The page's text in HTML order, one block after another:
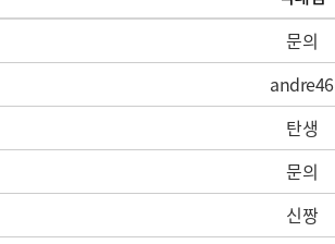
문의
andre46
탄생
문의
신짱